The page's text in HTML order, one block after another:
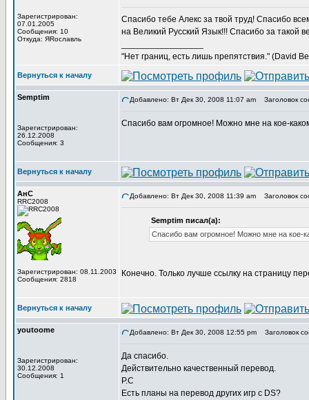
Зарегистрирован:
07.01.2005
Сообщения: 10
Откуда: ЯRославль
Спасибо тебе Алекс за твой труд! Спасибо
на Великий Русский Язык!!! Спасибо за такой
"Нет границ, есть лишь препятствия." (David
Вернуться к началу
Semptim
Зарегистрирован:
26.12.2008
Сообщения: 3
Добавлено: Вт Дек 30, 2008 11:07 am Заголовок
Спасибо вам огромное! Можно мне на кое-
Вернуться к началу
АнС
RRC2008
Зарегистрирован: 08.11.2003
Сообщения: 2818
Добавлено: Вт Дек 30, 2008 11:39 am Заголовок
Semptim писал(а):
Спасибо вам огромное! Можно мне на кое-
Конечно. Только лучше ссылку на страницу
Вернуться к началу
youtoome
Зарегистрирован:
30.12.2008
Сообщения: 1
Добавлено: Вт Дек 30, 2008 12:55 pm Заголовок
Да спасибо.
Действительно качественный перевод.
Р.С
Есть планы на перевод других игр с DS?